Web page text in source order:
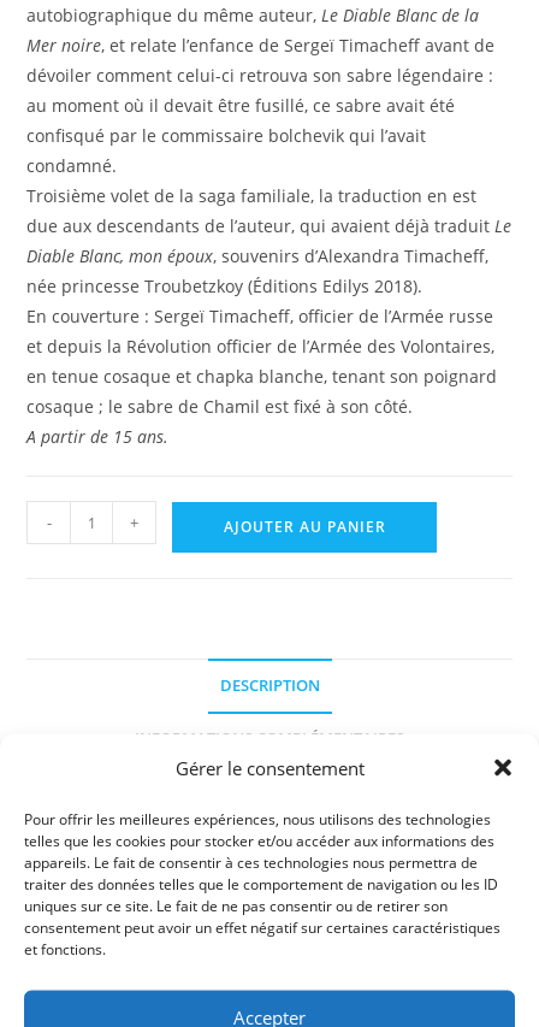
Gérer le consentement
Pour offrir les meilleures expériences, nous utilisons des technologies
telles que les cookies pour stocker et/ou accéder aux informations des
appareils. Le fait de consentir à ces technologies nous permettra de
traiter des données telles que le comportement de navigation ou les ID
uniques sur ce site. Le fait de ne pas consentir ou de retirer son
consentement peut avoir un effet négatif sur certaines caractéristiques
et fonctions.
Accepter
autobiographique du même auteur,Le Diable Blanc de la
Mer noire, et relate l’enfance de Sergeï Timacheff avant de
dévoiler comment celui-ci retrouva son sabre légendaire :
au moment où il devait être fusillé, ce sabre avait été
confisqué par le commissaire bolchevik qui l’avait
condamné.
Troisième volet de la saga familiale, la traduction en est
due aux descendants de l’auteur, qui avaient déjà traduitLe
Diable Blanc, mon époux, souvenirs d’Alexandra Timacheff,
née princesse Troubetzkoy (Éditions Edilys 2018).
En couverture : Sergeï Timacheff, officier de l’Armée russe
et depuis la Révolution officier de l’Armée des Volontaires,
en tenue cosaque et chapka blanche, tenant son poignard
cosaque ; le sabre de Chamil est fixé à son côté.
A partir de 15 ans.
quantité
de
- + AJOUTER AU PANIER
DESCRIPTION
INFORMATIONS COMPLÉMENTAIRES
Description
L’auteur fit partie des officiers russes de l’Armée blanche
qui, sous les ordres de Kappel, Wrangel, Denikine, Koltchak,